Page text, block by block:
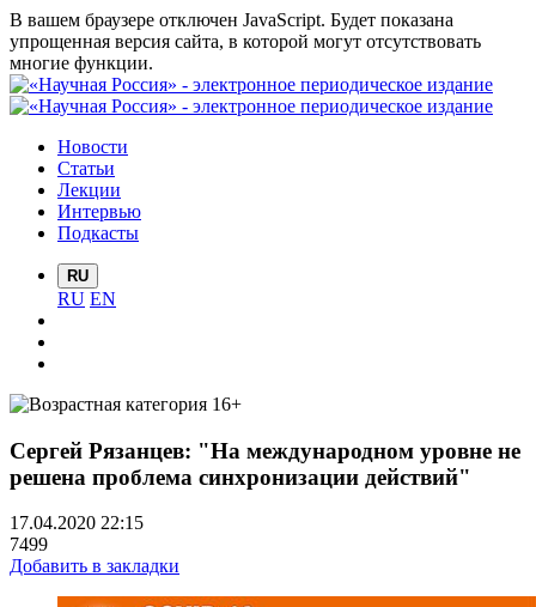
В вашем браузере отключен JavaScript. Будет показана
упрощенная версия сайта, в которой могут отсутствовать
многие функции.
Новости
Статьи
Лекции
Интервью
Подкасты
RU
RU EN
Сергей Рязанцев: "На международном уровне не
решена проблема синхронизации действий"
17.04.2020 22:15
7499
Добавить в закладки